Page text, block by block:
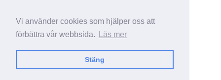
Vi använder cookies som hjälper oss att
förbättra vår webbsida.
Läs mer
Stäng